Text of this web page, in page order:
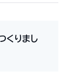
くりまし